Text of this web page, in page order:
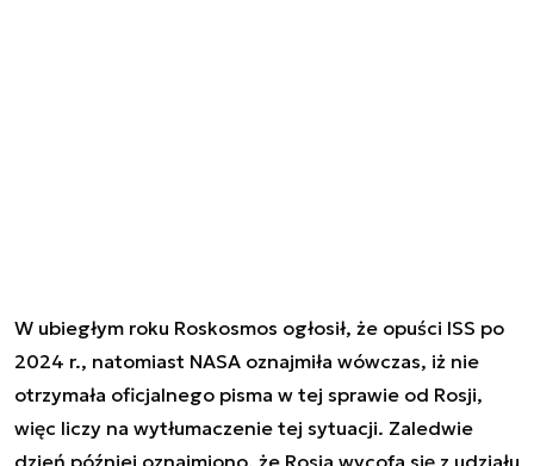
W ubiegłym roku Roskosmos ogłosił, że opuści ISS po
2024 r., natomiast NASA oznajmiła wówczas, iż nie
otrzymała oficjalnego pisma w tej sprawie od Rosji,
więc liczy na wytłumaczenie tej sytuacji. Zaledwie
dzień później oznajmiono, że Rosja wycofa się z udziału